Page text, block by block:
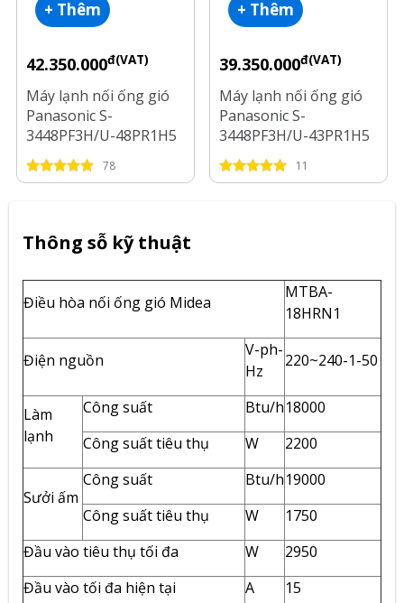
+ Thêm
42.350.000đ(VAT)
Máy lạnh nối ống gió
Panasonic S-
3448PF3H/U-48PR1H5
Inverter 5.5 Hp
78
+ Thêm
39.350.000đ(VAT)
Máy lạnh nối ống gió
Panasonic S-
3448PF3H/U-43PR1H5
Inverter 5 Hp
11
Thông sỗ kỹ thuật
Điều hòa nối ống gió Midea
MTBA-
18HRN1
Điện nguồn
V-ph-
Hz
220~240-1-50
Làm
lạnh
Công suất Btu/h18000
Công suất tiêu thụ
W 2200
Sưởi ấm
Công suất Btu/h19000
Công suất tiêu thụ
W
1750
Đầu vào tiêu thụ tối đa
W
2950
Đầu vào tối đa hiện tại
A 15